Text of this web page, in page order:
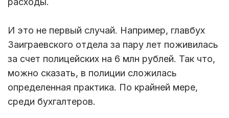
И это не первый случай. Например, главбух
Заиграевского отдела за пару лет поживилась
за счет полицейских на 6 млн рублей. Так что,
можно сказать, в полиции сложилась
определенная практика. По крайней мере,
среди бухгалтеров.